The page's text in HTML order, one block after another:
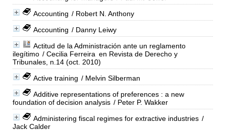
Accounting / Robert N. Anthony
Accounting / Danny Leiwy
Actitud de la Administración ante un reglamento
ilegítimo / Cecilia Ferreira en Revista de Derecho y
Tribunales, n.14 (oct. 2010)
Active training / Melvin Silberman
Additive representations of preferences : a new
foundation of decision analysis / Peter P. Wakker
Administering fiscal regimes for extractive industries /
Jack Calder